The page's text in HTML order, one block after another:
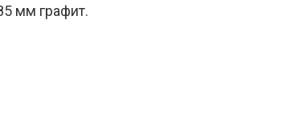
мм графит.